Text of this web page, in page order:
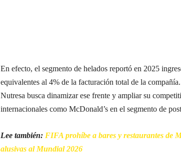
En efecto, el segmento de helados reportó en 2025
equivalentes al 4% de la facturación total de la
Nutresa busca dinamizar ese frente y ampliar su
internacionales como McDonald’s en el segmento de
Lee también: FIFA prohíbe a bares y restaurantes de
alusivas al Mundial 2026